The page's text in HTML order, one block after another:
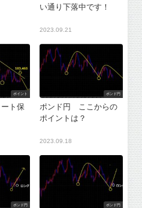
い通り下落中です！
2023.09.21
ポイント
ト保
ポンド円
ポンド円 ここからの
ポイントは？
2023.09.18
ポンド円 ポンド円